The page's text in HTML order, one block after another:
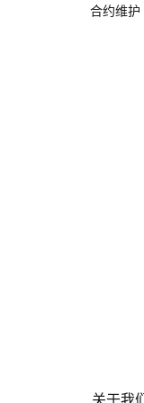
合约维护
关于我们